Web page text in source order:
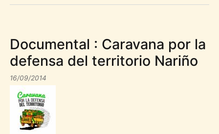
Documental : Caravana por la
defensa del territorio Nariño
16/09/2014